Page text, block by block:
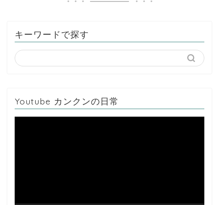
キーワードで探す
Youtube カンクンの日常